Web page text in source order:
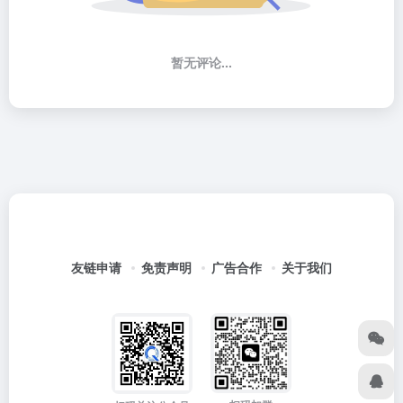
暂无评论...
友链申请 免责声明 广告合作 关于我们